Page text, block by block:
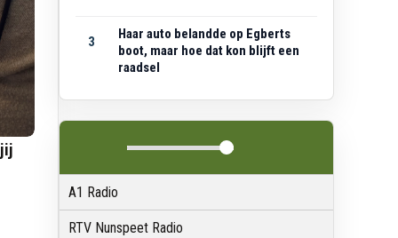
3
Haar auto belandde op Egberts
boot, maar hoe dat kon blijft een
raadsel
A1 Radio
RTV Nunspeet Radio